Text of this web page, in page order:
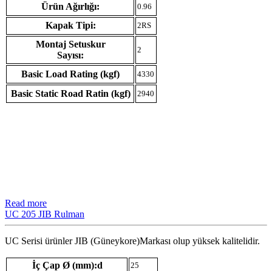
Ürün Ağırlığı: 0.96
Kapak Tipi: 2RS
Montaj Setuskur
Sayısı:
2
Basic Load Rating (kgf) 4330
Basic Static Road Ratin (kgf) 2940
Read more
UC 205 JIB Rulman
UC Serisi ürünler JIB (Güneykore)Markası olup yüksek kalitelidir.
İç Çap Ø (mm):d 25